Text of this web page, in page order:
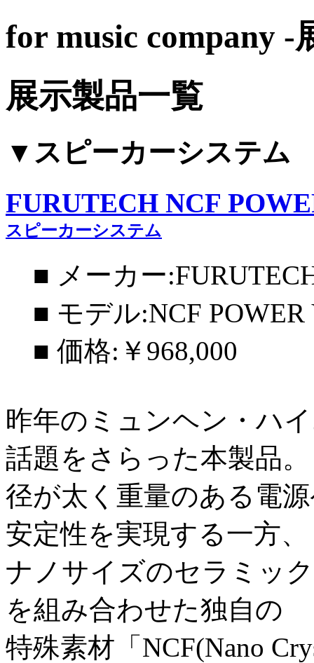
for music company -
展示製品一覧
▼スピーカーシステム
FURUTECH NCF
スピーカーシステム
■ メーカー
■ モデル:NCF POWER
■ 価格:￥968,000
昨年のミュンヘン・ハ
話題をさらった本製品。
径が太く重量のある電
安定性を実現する一方、
ナノサイズのセラミッ
を組み合わせた独自の
特殊素材「NCF(Nano